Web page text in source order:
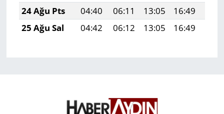
24 Ağu Pts
04:40 06:11 13:05 16:49
25 Ağu Sal
04:42 06:12 13:05 16:49